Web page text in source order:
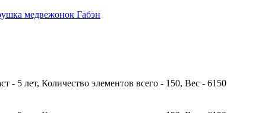
медвежонок Габэн
5 лет, Количество элементов всего - 150, Вес - 6150